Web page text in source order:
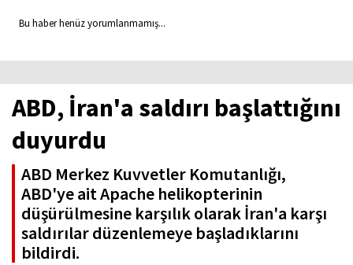
Bu haber henüz yorumlanmamış...
ABD, İran'a saldırı başlattığını
duyurdu
ABD Merkez Kuvvetler Komutanlığı,
ABD'ye ait Apache helikopterinin
düşürülmesine karşılık olarak İran'a karşı
saldırılar düzenlemeye başladıklarını
bildirdi.